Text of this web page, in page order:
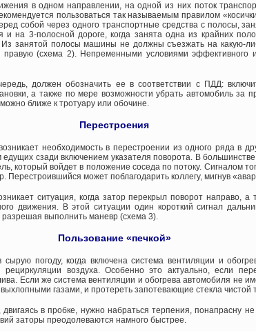
в одном направлении, на одной из них поток
пользоваться так называемым правилом
собой через одного транспортные средства с полосы,
и на 3-полосной дороге, когда занята одна из крайних
Из занятой полосы машины не должны съезжать на какую-
(схема 2). Непременными условиями эффективного
должен обозначить ее в соответствии с ПДД:
а также по мере возможности убрать автомобиль за
ближе к тротуару или обочине.
Перестроения
необходимость в перестроении из одного ряда в
сзади включением указателя поворота. В большинстве
который войдет в положение соседа по потоку. Сигналом
Перестроившийся может поблагодарить коллегу, мигнув
ситуация, когда затор перекрыл поворот направо,
движения. В этой ситуации один короткий сигнал
разрешая выполнить маневр (схема 3).
Пользование «печкой»
погоду, когда включена система вентиляции и
воздуха. Особенно это актуально, если
Если же система вентиляции и обогрева автомобиля не
газами, и протереть запотевающие стекла чистой
в пробке, нужно набраться терпения, понапрасну
заторы преодолеваются намного быстрее.